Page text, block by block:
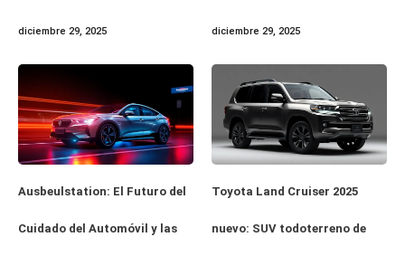
diciembre 29, 2025 diciembre 29, 2025
Ausbeulstation: El Futuro del
Cuidado del Automóvil y las
Toyota Land Cruiser 2025
nuevo: SUV todoterreno de